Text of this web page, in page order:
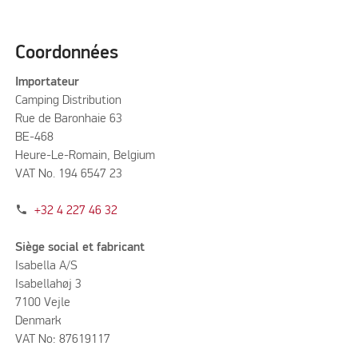
Coordonnées
Importateur
Camping Distribution
Rue de Baronhaie 63
BE-468
Heure-Le-Romain, Belgium
VAT No. 194 6547 23
phone +32 4 227 46 32
Siège social et fabricant
Isabella A/S
Isabellahøj 3
7100 Vejle
Denmark
VAT No: 87619117